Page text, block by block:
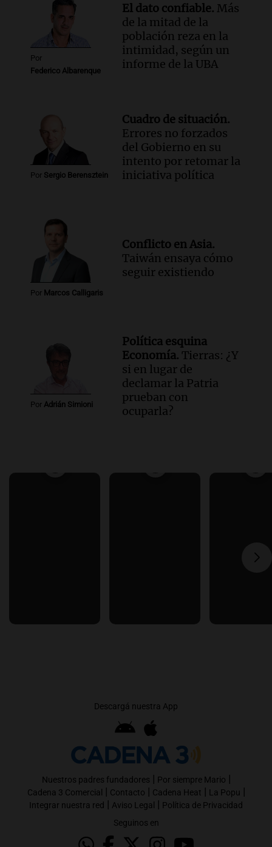
Por
Federico Albarenque
El dato confiable. Más
de la mitad de la
población reza en la
intimidad, según un
informe de la UBA
Por Sergio Berensztein
Cuadro de situación.
Errores no forzados
del Gobierno en su
intento por retomar la
iniciativa política
Por Marcos Calligaris
Conflicto en Asia.
Taiwán ensaya cómo
seguir existiendo
Por Adrián Simioni
Política esquina
Economía. Tierras: ¿Y
si en lugar de
declamar la Patria
prueban con
ocuparla?
Descargá nuestra App
Nuestros padres fundadores | Por siempre Mario |
Cadena 3 Comercial | Contacto | Cadena Heat | La Popu |
Integrar nuestra red | Aviso Legal | Política de Privacidad
Seguinos en